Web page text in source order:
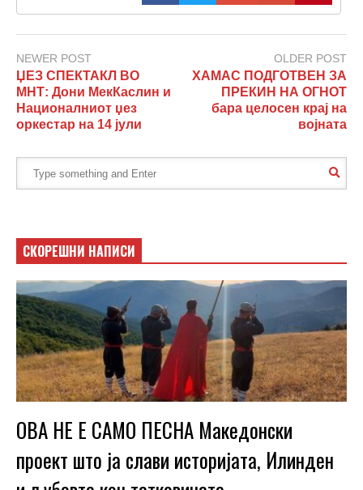
NEWER POST
ЏЕЗ СПЕКТАКЛ ВО
МНТ: Дони МекКаслин и
Националниот џез
оркестар на 14 јули
OLDER POST
ХАМАС ПОДГОТВЕН ЗА
ПРЕКИН НА ОГНОТ
бара целосен крај на
војната
СКОРЕШНИ НАПИСИ
ОВА НЕ Е САМО ПЕСНА Македонски
проект што ја слави историјата, Илинден